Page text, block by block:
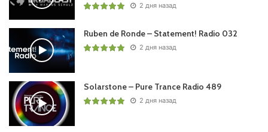
2 дня назад
Ruben de Ronde – Statement! Radio 032
2 дня назад
Solarstone – Pure Trance Radio 489
2 дня назад